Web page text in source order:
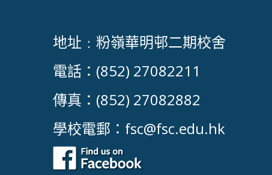
地址﹕粉嶺華明邨二期校舍
電話：(852) 27082211
傳真：(852) 27082882
學校電郵： fsc@fsc.edu.hk